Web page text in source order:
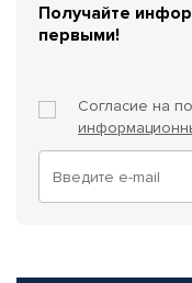
Получайте
первыми!
Согласие на